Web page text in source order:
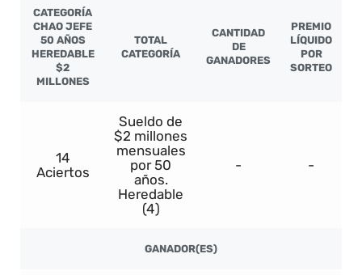
CATEGORÍA
CHAO JEFE
50 AÑOS
HEREDABLE
$2
MILLONES
TOTAL
CATEGORÍA
CANTIDAD
DE
GANADORES
PREMIO
LÍQUIDO
POR
SORTEO
14
Aciertos
Sueldo de
$2 millones
mensuales
por 50
años.
Heredable
(4)
- -
GANADOR(ES)